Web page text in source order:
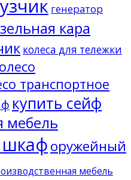
генератор
кара
колеса для тележки
транспортное
купить сейф
мебель
шкафоружейный
мебель